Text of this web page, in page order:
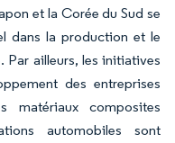
et la Corée du Sud se
dans la production et le
ailleurs, les initiatives
des entreprises
matériaux composites
automobiles sont